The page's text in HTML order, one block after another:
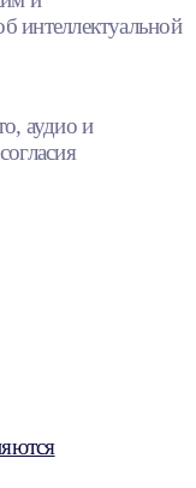
интеллектуальной
аудио и